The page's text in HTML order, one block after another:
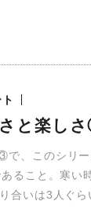
と楽し
で、このシリ
ること。寒い
合いは3人ぐら